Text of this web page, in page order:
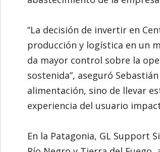
“La decisión de invertir en
producción y logística en un
da mayor control sobre la
sostenida”, aseguró
alimentación, sino de llevar
experiencia del usuario
En la Patagonia, GL Support